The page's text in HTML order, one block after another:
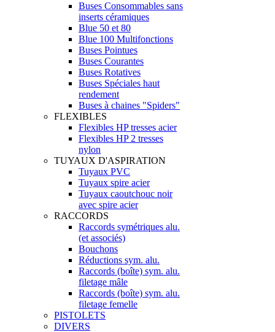
Buses Consommables sans
inserts céramiques
Blue 50 et 80
Blue 100 Multifonctions
Buses Pointues
Buses Courantes
Buses Rotatives
Buses Spéciales haut
rendement
Buses à chaines "Spiders"
FLEXIBLES
Flexibles HP tresses acier
Flexibles HP 2 tresses
nylon
TUYAUX D'ASPIRATION
Tuyaux PVC
Tuyaux spire acier
Tuyaux caoutchouc noir
avec spire acier
RACCORDS
Raccords symétriques alu.
(et associés)
Bouchons
Réductions sym. alu.
Raccords (boîte) sym. alu.
filetage mâle
Raccords (boîte) sym. alu.
filetage femelle
PISTOLETS
DIVERS